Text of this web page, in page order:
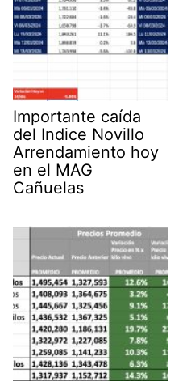
Importante caída
del Indice Novillo
Arrendamiento hoy
en el MAG
Cañuelas